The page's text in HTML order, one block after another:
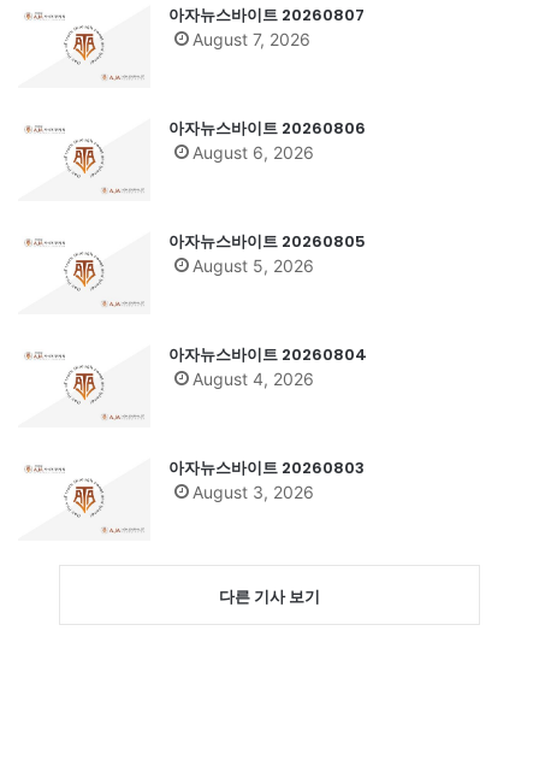
아자뉴스바이트 20260807
August 7, 2026
아자뉴스바이트 20260806
August 6, 2026
아자뉴스바이트 20260805
August 5, 2026
아자뉴스바이트 20260804
August 4, 2026
아자뉴스바이트 20260803
August 3, 2026
다른 기사 보기